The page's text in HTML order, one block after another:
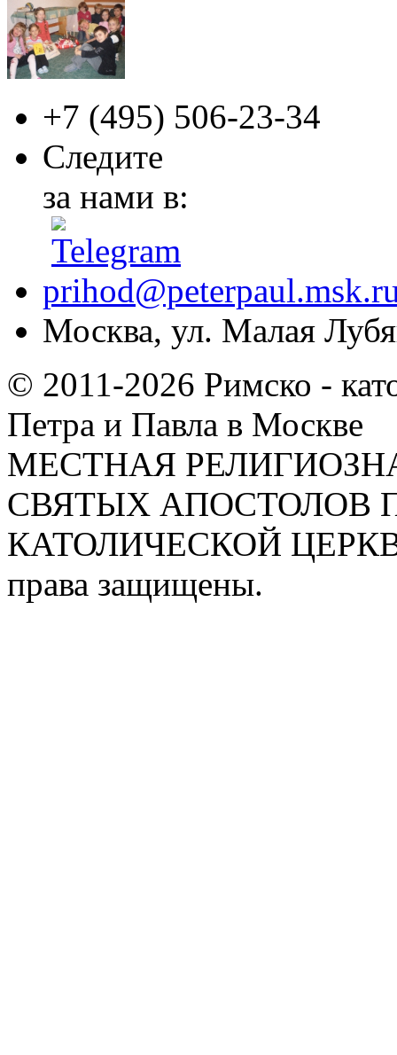
+7 (495) 506-23-34
Следите
за нами в:
Москва, ул. Малая
© 2011-2026 Римско -
Петра и Павла в Москве
МЕСТНАЯ
СВЯТЫХ АПОСТОЛОВ
КАТОЛИЧЕСКОЙ
права защищены.